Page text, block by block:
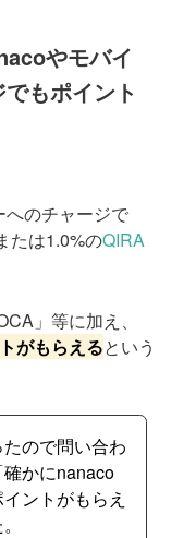
やモバイ
もポイント
のチャージで
たは1.0%のQIRA
」等に加え、
がもらえるという
ので問い合わ
かにnanaco
ントがもらえ